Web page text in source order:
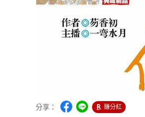
分享： 賺分紅